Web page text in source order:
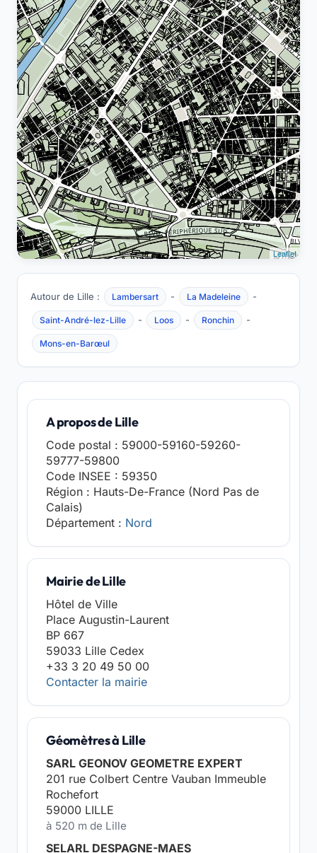
Leaflet
Autour de Lille : Lambersart - La Madeleine -
Saint-André-lez-Lille - Loos - Ronchin -
Mons-en-Barœul
A propos de Lille
Code postal : 59000-59160-59260-
59777-59800
Code INSEE : 59350
Région : Hauts-De-France (Nord Pas de
Calais)
Département : Nord
Mairie de Lille
Hôtel de Ville
Place Augustin-Laurent
BP 667
59033 Lille Cedex
+33 3 20 49 50 00
Contacter la mairie
Géomètres à Lille
SARL GEONOV GEOMETRE EXPERT
201 rue Colbert Centre Vauban Immeuble
Rochefort
59000 LILLE
à 520 m de Lille
SELARL DESPAGNE-MAES